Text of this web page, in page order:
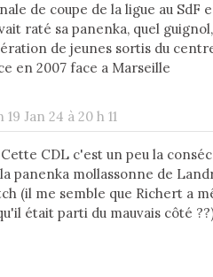
de coupe de la ligue au SdF
raté sa panenka, quel
de jeunes sortis du
en 2007 face a Marseille
19 Jan 24 à 20 h 11
Cette CDL c'est un peu la
panenka mollassonne de
(il me semble que Richert a
était parti du mauvais côté